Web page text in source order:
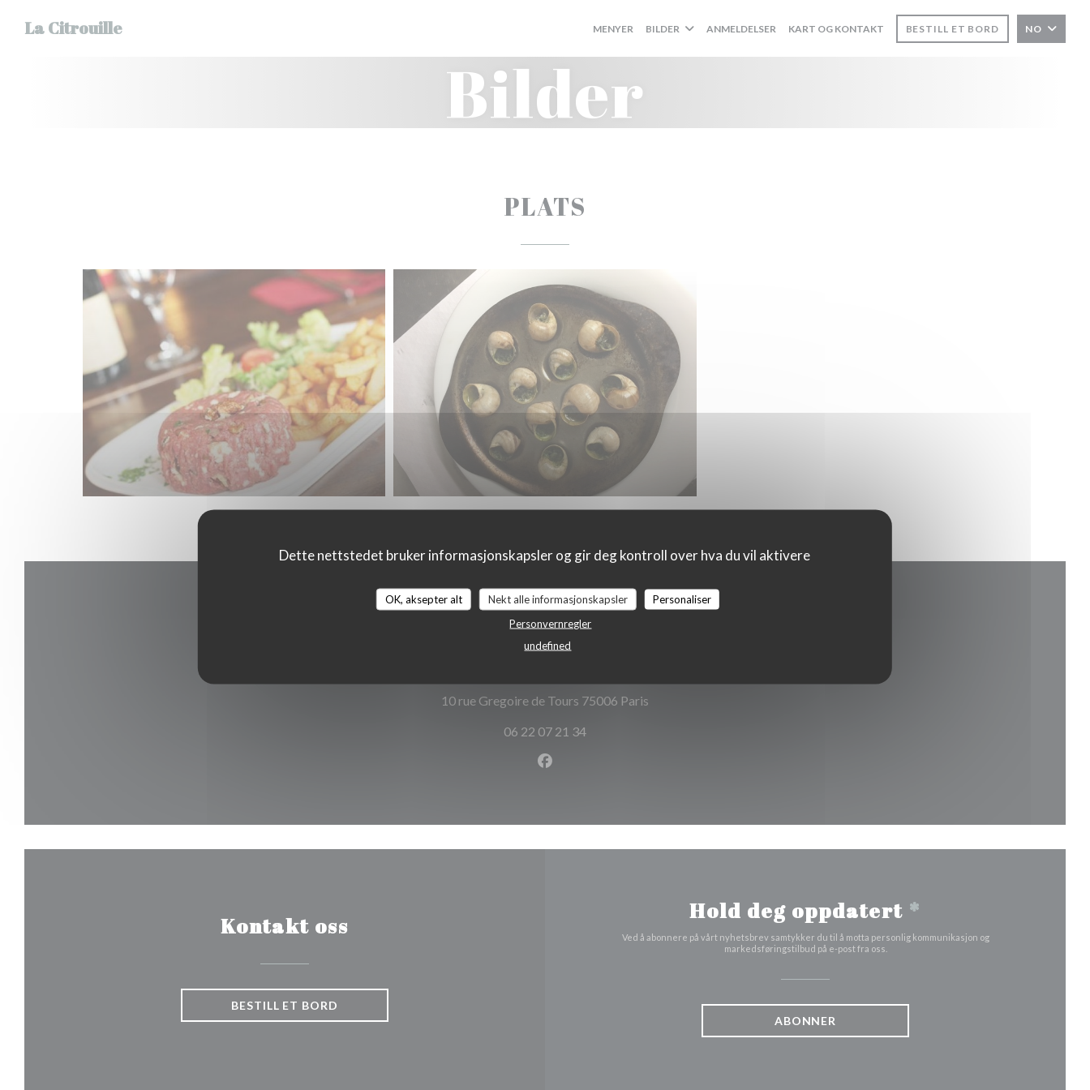
Dette nettstedet bruker informasjonskapsler og gir deg kontroll over hva du vil aktivere
OK, aksepter alt Nekt alle informasjonskapsler
Personaliser
Personvernregler
undefined
La Citrouille MENYER BILDER ANMELDELSER KART OG KONTAKT BESTILL ET BORD NO
Bilder
PLATS
Kart og Kontakt
10 rue Gregoire de Tours 75006 Paris
06 22 07 21 34
Facebook ((åpner i et nytt vindu))
Kontakt oss
BESTILL ET BORD
Hold deg oppdatert *
Ved å abonnere på vårt nyhetsbrev samtykker du til å motta personlig kommunikasjon og
markedsføringstilbud på e-post fra oss.
ABONNER